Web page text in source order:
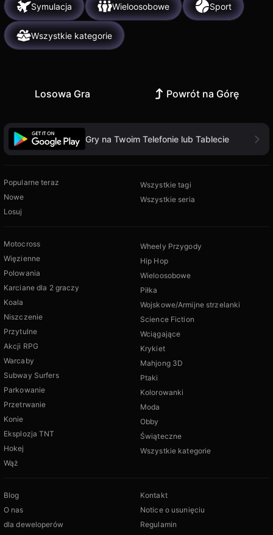
Symulacja Wieloosobowe Sport
Wszystkie kategorie
Losowa Gra Powrót na Górę
Gry na Twoim Telefonie lub Tablecie
Popularne teraz
Nowe
Losuj
Wszystkie tagi
Wszystkie seria
Motocross
Więzienne
Polowania
Karciane dla 2 graczy
Koala
Niszczenie
Przytulne
Akcji RPG
Warcaby
Subway Surfers
Parkowanie
Przetrwanie
Konie
Eksplozja TNT
Hokej
Wąż
Wheely Przygody
Hip Hop
Wieloosobowe
Piłka
Wojskowe/Armijne strzelanki
Science Fiction
Wciągające
Krykiet
Mahjong 3D
Ptaki
Kolorowanki
Moda
Obby
Świąteczne
Wszystkie kategorie
Blog
O nas
dla deweloperów
Kontakt
Notice o usunięciu
Regulamin